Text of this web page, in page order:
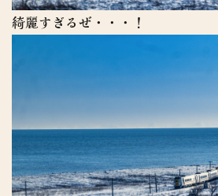
綺麗すぎるぜ・・・！